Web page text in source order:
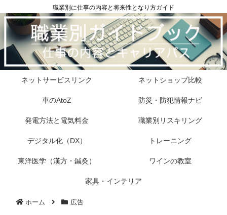
職業別に仕事の内容と将来性となり方ガイド
ネットサービスリンク ネットショップ比較
車のAtoZ 防災・防犯情報ナビ
発電方法と電気料金 職業別リスキリング
デジタル化（DX） トレーニング
東洋医学（漢方・鍼灸） ワインの教室
家具・インテリア
ホーム 広告